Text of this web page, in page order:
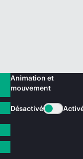
Animation et
mouvement
Désactivé